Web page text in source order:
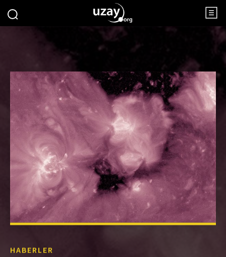
HABERLER